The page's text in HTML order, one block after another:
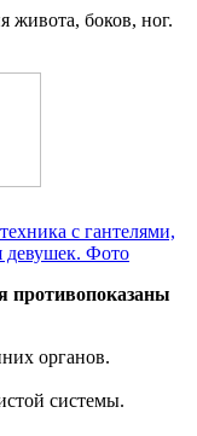
с гантелями,
девушек. Фото
противопоказаны
органов.
системы.